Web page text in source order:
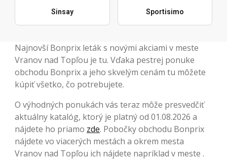
Sinsay Sportisimo
Najnovší Bonprix leták s novými akciami v meste
Vranov nad Topľou je tu. Vďaka pestrej ponuke
obchodu Bonprix a jeho skvelým cenám tu môžete
kúpiť všetko, čo potrebujete.
O výhodných ponukách vás teraz môže presvedčiť
aktuálny katalóg, ktorý je platný od 01.08.2026 a
nájdete ho priamo zde. Pobočky obchodu Bonprix
nájdete vo viacerých mestách a okrem mesta
Vranov nad Topľou ich nájdete napríklad v meste .